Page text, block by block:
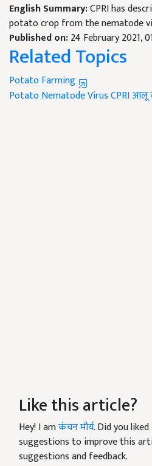
English Summary:CPRI has
potato crop from the nematode
Published on:24 February 2021,
Related Topics
Potato Farming
Potato Nematode VirusCPRIआलू
Like this article?
Hey! I amकंचन मौर्य. Did you
suggestions to improve this
suggestions and feedback.